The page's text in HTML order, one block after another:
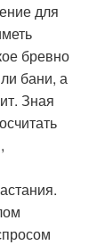
для
бревно
бани, а
Зная